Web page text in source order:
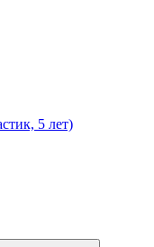
5 лет)